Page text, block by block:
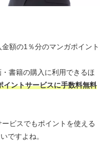
額の1％分のマンガポイント
書籍の購入に利用できるほ
ントサービスに手数料無料
ビスでもポイントを使える
ですよね。